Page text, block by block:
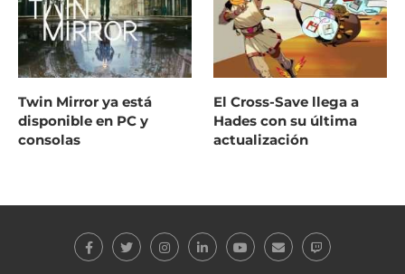
Twin Mirror ya está
disponible en PC y
consolas
El Cross-Save llega a
Hades con su última
actualización